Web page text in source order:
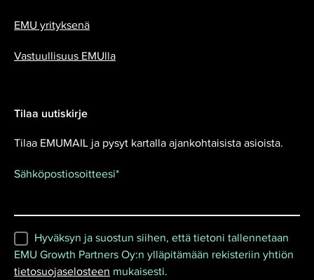
EMU yrityksenä
Vastuullisuus EMUlla
Tilaa uutiskirje
Tilaa EMUMAIL ja pysyt kartalla ajankohtaisista asioista.
Sähköpostiosoitteesi*
Hyväksyn ja suostun siihen, että tietoni tallennetaan
EMU Growth Partners Oy:n ylläpitämään rekisteriin yhtiön
tietosuojaselosteen mukaisesti.